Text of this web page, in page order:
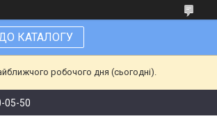
КАТАЛОГУ
робочого дня (сьогодні).
05-50